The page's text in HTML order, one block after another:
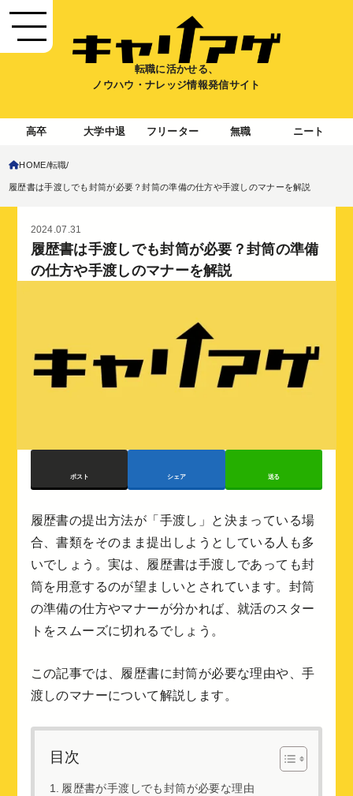
転職に活かせる、
ノウハウ・ナレッジ情報発信サイト
高卒 大学中退 フリーター 無職 ニート
HOME 転職
履歴書は手渡しでも封筒が必要？封筒の準備の仕方や手渡しのマナーを解説
2024.07.31
履歴書は手渡しでも封筒が必要？封筒の準備
の仕方や手渡しのマナーを解説
ポスト シェア 送る
履歴書の提出方法が「手渡し」と決まっている場
合、書類をそのまま提出しようとしている人も多
いでしょう。実は、履歴書は手渡しであっても封
筒を用意するのが望ましいとされています。封筒
の準備の仕方やマナーが分かれば、就活のスター
トをスムーズに切れるでしょう。
この記事では、履歴書に封筒が必要な理由や、手
渡しのマナーについて解説します。
目次
履歴書が手渡しでも封筒が必要な理由